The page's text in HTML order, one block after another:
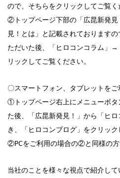
ので、そちらをクリックしてご覧く
②トップページ下部の「広昆新発
見！とは」と記載されております
ただいた後、「ヒロコンコラム」→
リックしてご覧ください。
〇スマートフォン、タブレットを
①トップページ右上にメニューボタ
た後、「広昆新発見！」から「ヒ
き、「ヒロコンブログ」をクリック
②PCをご利用の場合の②と同様の方
当社のことを様々な視点で紹介し